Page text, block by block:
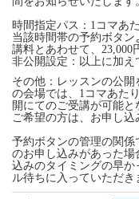
時間指定パス：1コマあ
当該時間帯の予約ボタ
講料とあわせて、23,000
非公開設定：以上に加え
その他：レッスンの公
の会場では、1コマあた
開にてのご受講が可能と
ご希望の方は、お申し込
予約ボタンの管理の関
のお申し込みがあった
込みのタイミングの早
ル待ちに入っていただき